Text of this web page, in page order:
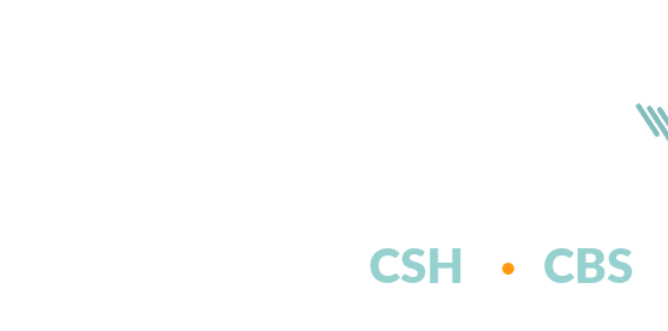
CSH CBS